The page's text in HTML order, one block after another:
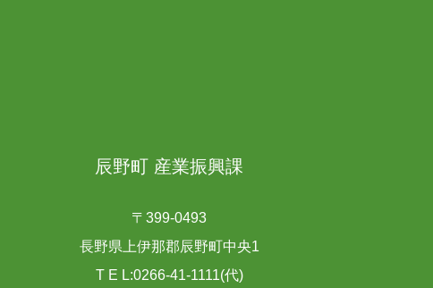
辰野町 産業振興課
〒399-0493
長野県上伊那郡辰野町中央1
T E L:0266-41-1111(代)